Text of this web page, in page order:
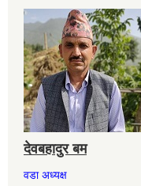
देवबहादुर बम
वडा अध्यक्ष